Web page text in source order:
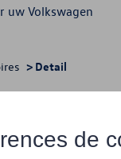
uw Volkswagen
> Detail